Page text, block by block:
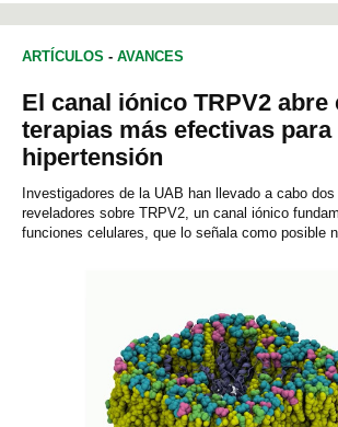
ARTÍCULOS - AVANCES
El canal iónico TRPV2 abre
terapias más efectivas para
hipertensión
Investigadores de la UAB han llevado a cabo
reveladores sobre TRPV2, un canal iónico
funciones celulares, que lo señala como posible